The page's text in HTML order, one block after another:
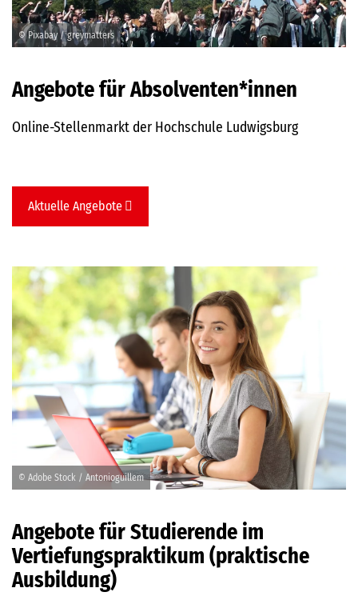
© Pixabay / greymatters
Angebote für Absolventen*innen
Online-Stellenmarkt der Hochschule Ludwigsburg
Aktuelle Angebote
© Adobe Stock / Antonioguillem
Angebote für Studierende im
Vertiefungspraktikum (praktische
Ausbildung)